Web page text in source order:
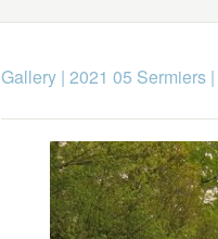
Gallery| 2021 05 Sermiers|